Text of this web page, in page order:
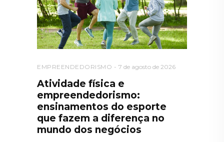
EMPREENDEDORISMO 7 de agosto de 2026
Atividade física e
empreendedorismo:
ensinamentos do esporte
que fazem a diferença no
mundo dos negócios